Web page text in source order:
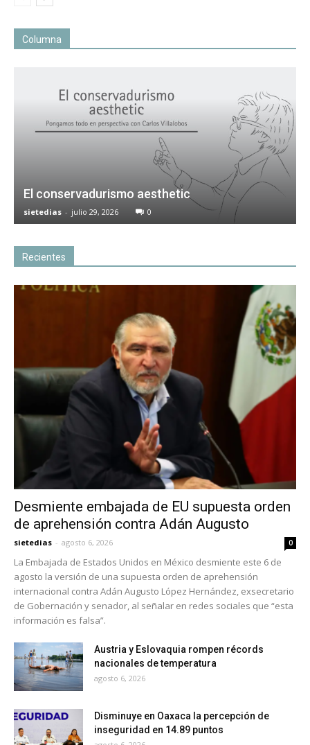
Columna
El conservadurismo aesthetic
sietedias - julio 29, 2026 0
Recientes
Desmiente embajada de EU supuesta orden
de aprehensión contra Adán Augusto
sietedias - agosto 6, 2026 0
La Embajada de Estados Unidos en México desmiente este 6 de
agosto la versión de una supuesta orden de aprehensión
internacional contra Adán Augusto López Hernández, exsecretario
de Gobernación y senador, al señalar en redes sociales que “esta
información es falsa”.
Austria y Eslovaquia rompen récords
nacionales de temperatura
agosto 6, 2026
Disminuye en Oaxaca la percepción de
inseguridad en 14.89 puntos